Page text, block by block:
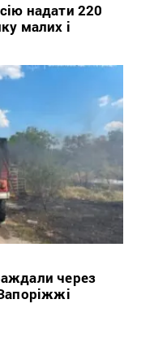
надати 220
малих і
через